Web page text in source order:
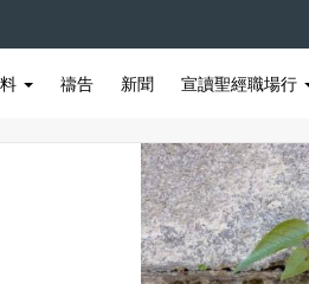
禱告 新聞 宣讀聖經職場行